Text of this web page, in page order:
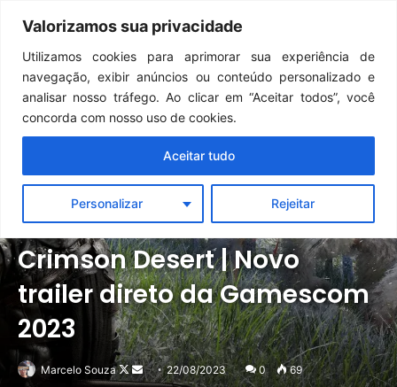
Valorizamos sua privacidade
Utilizamos cookies para aprimorar sua experiência de
navegação, exibir anúncios ou conteúdo personalizado e
analisar nosso tráfego. Ao clicar em “Aceitar todos”, você
concorda com nosso uso de cookies.
Personalizar Rejeitar
Aceitar tudo
Menu
Notícias PC PlayStation Xbox
Crimson Desert | Novo
trailer direto da Gamescom
2023
Marcelo Souza
Follow
Mande22/08/2023 0 69